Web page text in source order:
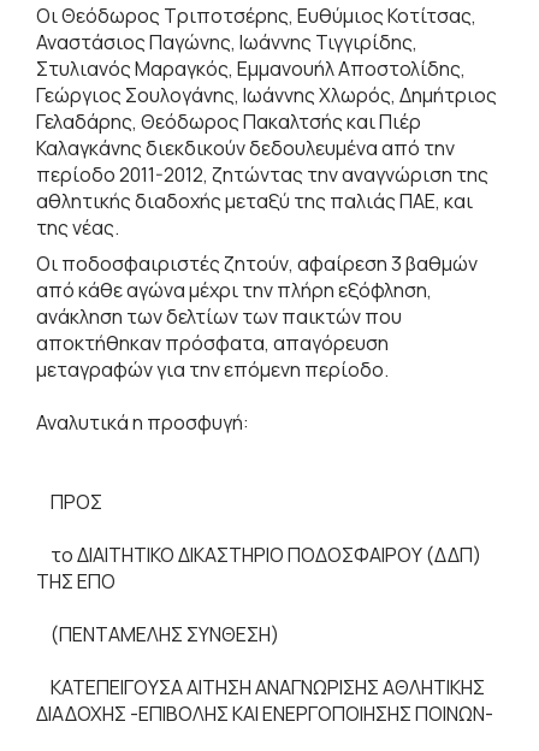
Οι Θεόδωρος Τριποτσέρης, Ευθύμιος Κοτίτσας,
Αναστάσιος Παγώνης, Ιωάννης Τιγγιρίδης,
Στυλιανός Μαραγκός, Εμμανουήλ Αποστολίδης,
Γεώργιος Σουλογάνης, Ιωάννης Χλωρός, Δημήτριος
Γελαδάρης, Θεόδωρος Πακαλτσής και Πιέρ
Καλαγκάνης διεκδικούν δεδουλευμένα από την
περίοδο 2011-2012, ζητώντας την αναγνώριση της
αθλητικής διαδοχής μεταξύ της παλιάς ΠΑΕ, και
της νέας.
Οι ποδοσφαιριστές ζητούν, αφαίρεση 3 βαθμών
από κάθε αγώνα μέχρι την πλήρη εξόφληση,
ανάκληση των δελτίων των παικτών που
αποκτήθηκαν πρόσφατα, απαγόρευση
μεταγραφών για την επόμενη περίοδο.
Αναλυτικά η προσφυγή:
ΠΡΟΣ
το ΔΙΑΙΤΗΤΙΚΟ ΔΙΚΑΣΤΗΡΙΟ ΠΟΔΟΣΦΑΙΡΟΥ (ΔΔΠ)
ΤΗΣ ΕΠΟ
(ΠΕΝΤΑΜΕΛΗΣ ΣΥΝΘΕΣΗ)
ΚΑΤΕΠΕΙΓΟΥΣΑ ΑΙΤΗΣΗ ΑΝΑΓΝΩΡΙΣΗΣ ΑΘΛΗΤΙΚΗΣ
ΔΙΑΔΟΧΗΣ -ΕΠΙΒΟΛΗΣ ΚΑΙ ΕΝΕΡΓΟΠΟΙΗΣΗΣ ΠΟΙΝΩΝ-